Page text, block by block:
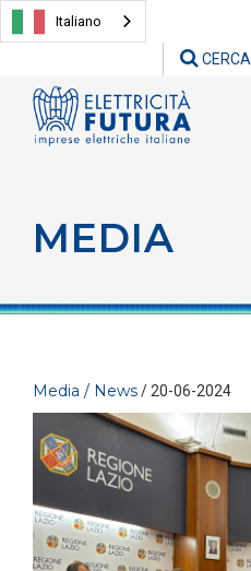
Italiano
CERCA
MEDIA
Media / News/ 20-06-2024